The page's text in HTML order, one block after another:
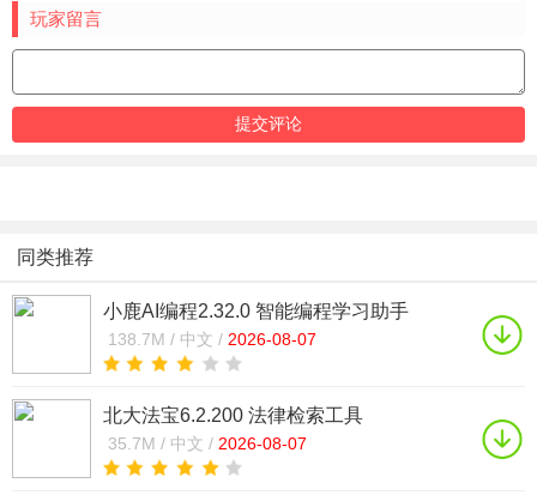
玩家留言
同类推荐
小鹿AI编程2.32.0 智能编程学习助手
138.7M / 中文 / 2026-08-07
北大法宝6.2.200 法律检索工具
35.7M / 中文 / 2026-08-07